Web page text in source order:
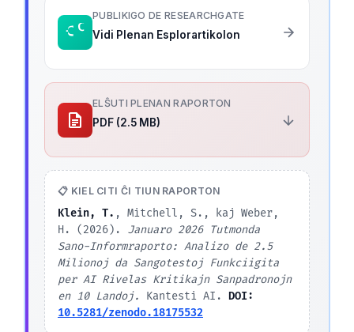
PUBLIKIGO DE RESEARCHGATE
Vidi Plenan Esplorartikolon
ELŜUTI PLENAN RAPORTON
PDF (2.5 MB)
📋 KIEL CITI ĈI TIUN RAPORTON
Klein, T. , Mitchell, S., kaj Weber,
H. (2026). Januaro 2026 Tutmonda
Sano-Informraporto: Analizo de 2.5
Milionoj da Sangotestoj Funkciigita
per AI Rivelas Kritikajn Sanpadronojn
en 10 Landoj.
Kantesti AI. DOI:
10.5281/zenodo.18175532